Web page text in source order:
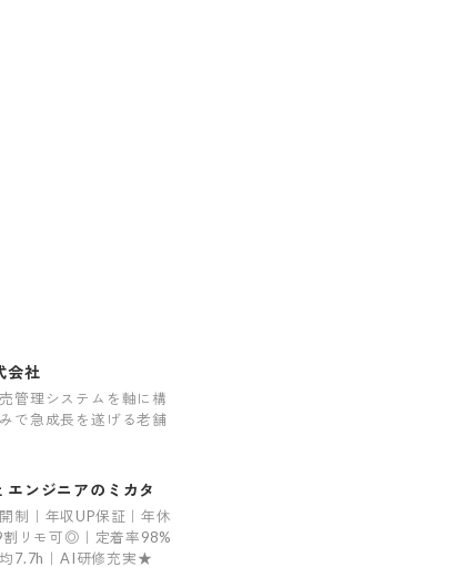
会社
管理システムを軸に構
で急成長を遂げる老舗
エンジニアのミカタ
制｜年収UP保証｜年休
割リモ可◎｜定着率98%
均7.7h｜AI研修充実★